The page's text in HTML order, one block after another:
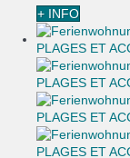
+ INFO